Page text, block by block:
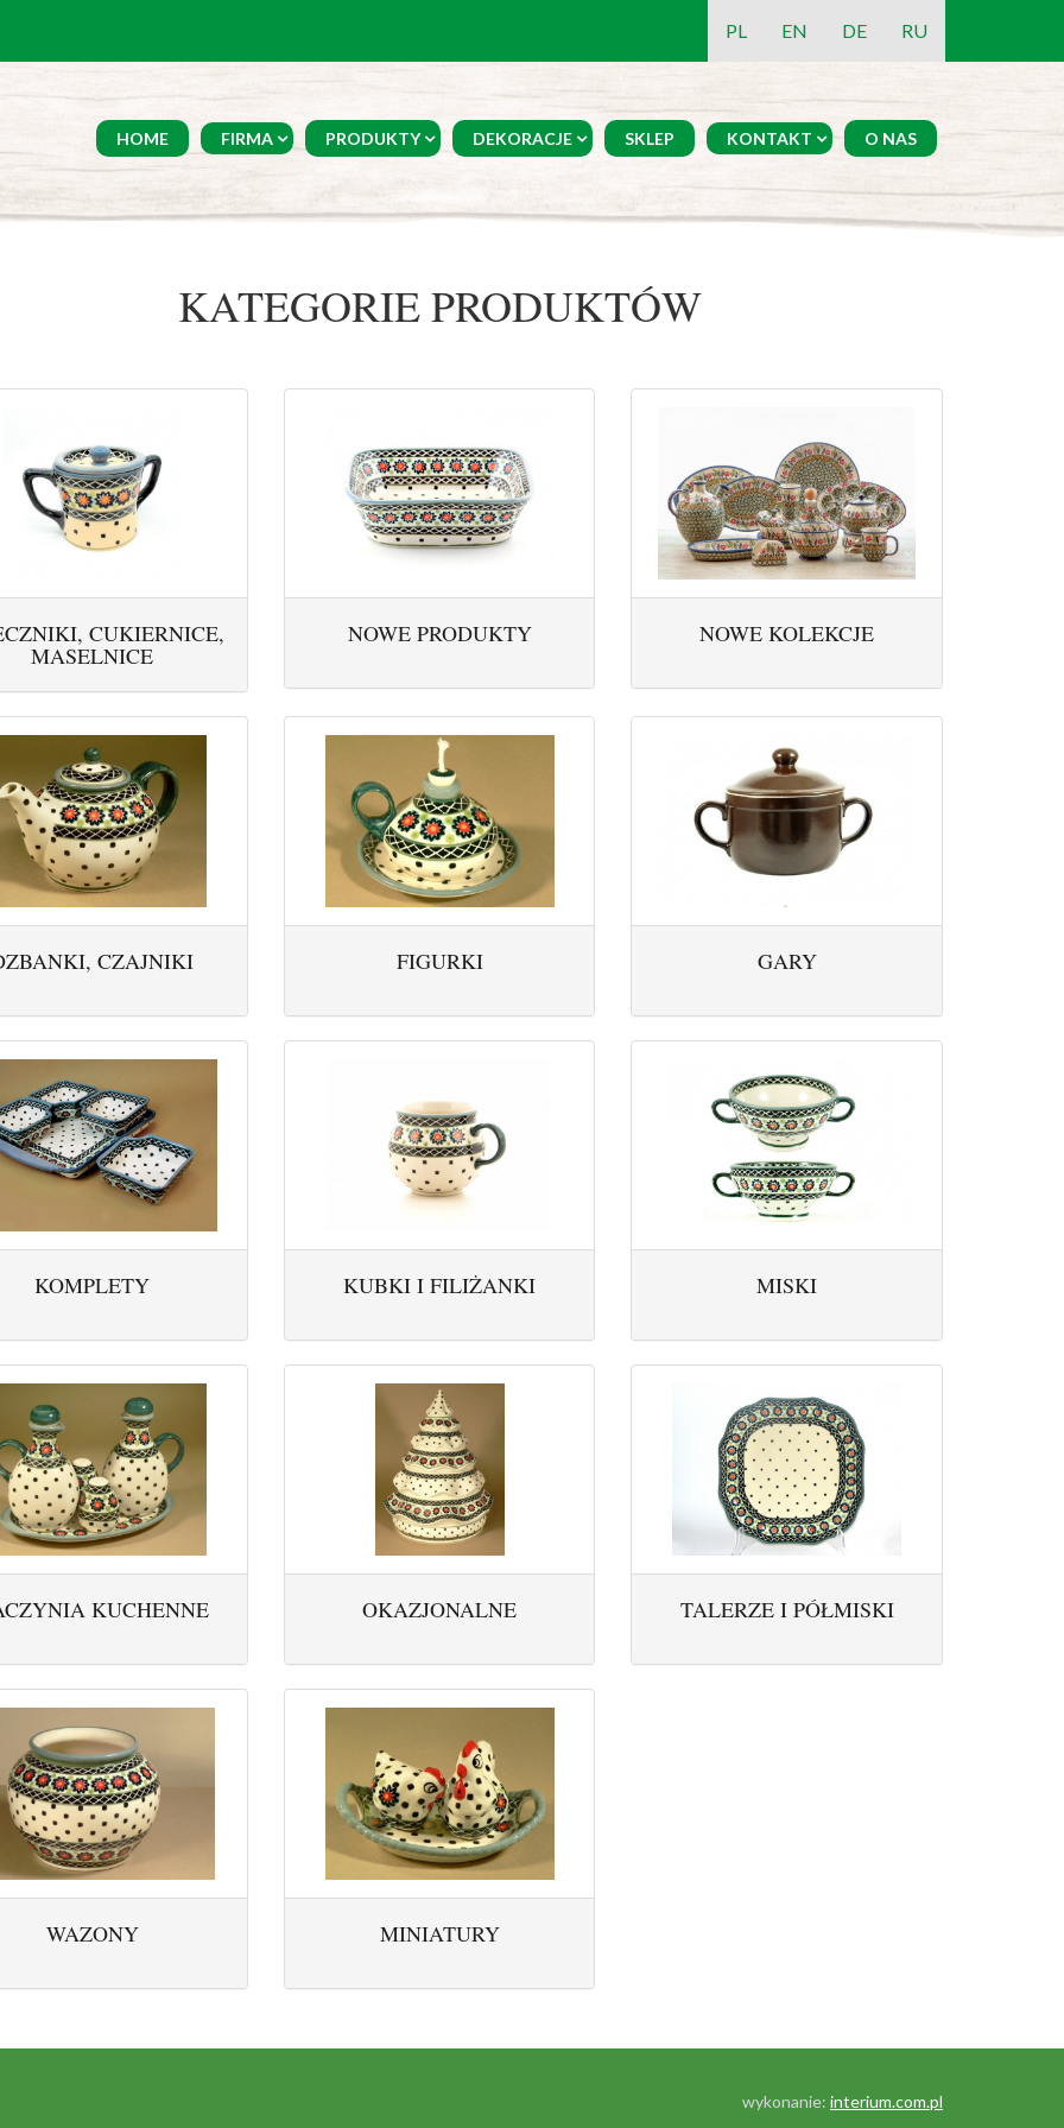
PL EN DE RU
HOME FIRMA PRODUKTY DEKORACJE SKLEP KONTAKT O NAS
KATEGORIE PRODUKTÓW
CUKIERNICE,
MASELNICE
NOWE PRODUKTY NOWE KOLEKCJE
CZAJNIKI FIGURKI GARY
KOMPLETY KUBKI I FILIŻANKI MISKI
KUCHENNE OKAZJONALNE TALERZE I PÓŁMISKI
WAZONY MINIATURY
wykonanie: interium.com.pl